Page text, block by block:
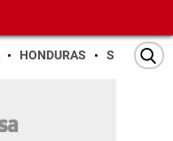
HONDURAS SAN PEDRO